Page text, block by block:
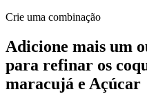
Crie uma combinação
Adicione mais um
para refinar os
maracujá e Açúcar